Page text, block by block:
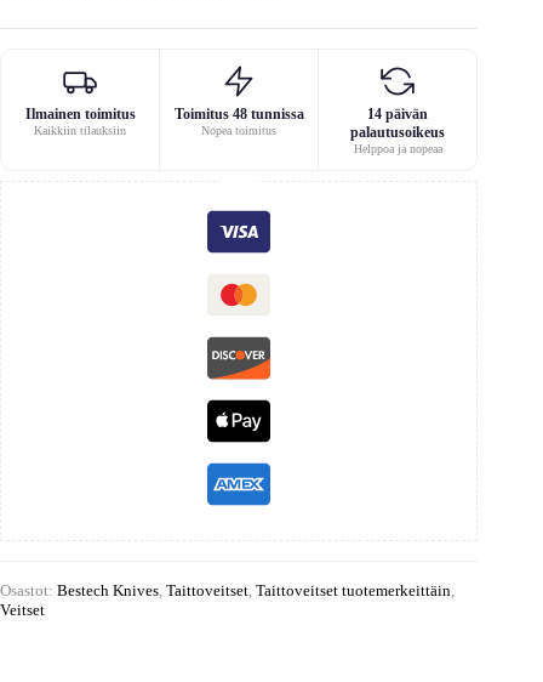
Ilmainen toimitus
Kaikkiin tilauksiin
Toimitus 48 tunnissa
Nopea toimitus
14 päivän
palautusoikeus
Helppoa ja nopeaa
Osastot: Bestech Knives, Taittoveitset, Taittoveitset tuotemerkeittäin,
Veitset